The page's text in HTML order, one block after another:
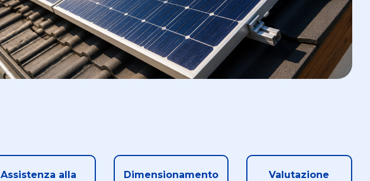
Assistenza alla
Dimensionamento
Valutazione